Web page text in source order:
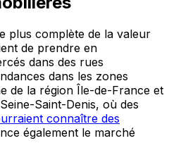
plus complète de la valeur
de prendre en
dans des rues
dans les zones
de la région Île-de-France et
Saint-Denis, où des
connaître des
également le marché